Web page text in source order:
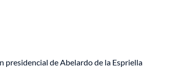
presidencial de Abelardo de la Espriella